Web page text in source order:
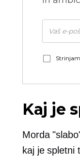
Kaj je
Morda
kaj je spletni